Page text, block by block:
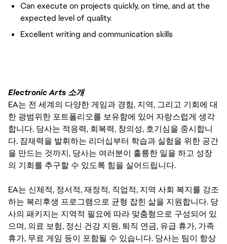
Can execute on projects quickly, on time, and at the
expected level of quality.
Excellent writing and communication skills
Electronic Arts 소개
EA는 전 세계의 다양한 게임과 경험, 지역, 그리고 기회에 대
한 광범위한 포트폴리오를 보유함에 있어 자랑스럽게 생각
합니다. 당사는 적응력, 회복력, 창의성, 호기심을 중시합니
다. 잠재력을 발휘하는 리더십부터 학습과 실험을 위한 공간
을 만드는 것까지, 당사는 여러분이 훌륭한 일을 하고 성장
의 기회를 추구할 수 있도록 힘을 실어드립니다.
EA는 신체적, 정서적, 재정적, 직업적, 지역 사회 복지를 강조
하는 복리후생 프로그램으로 균형 잡힌 삶을 지원합니다. 당
사의 패키지는 지역적 필요에 따라 맞춤형으로 구성되어 있
으며, 의료 보험, 정신 건강 지원, 퇴직 연금, 유급 휴가, 가족
휴가, 무료 게임 등이 포함될 수 있습니다. 당사는 팀이 항상